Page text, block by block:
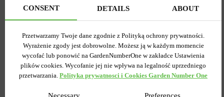
POWIADOM O
Popularne w serwisie
CONSENT DETAILS ABOUT
Przetwarzamy Twoje dane zgodnie z Polityką ochrony prywatności.
Wyrażenie zgody jest dobrowolne. Możesz ją w każdym momencie
wycofać lub ponowić na GardenNumberOne w zakładce Ustawienia
plików cookies. Wycofanie jej nie wpływa na legalność uprzedniego
przetwarzania. Polityka prywatnosci i Cookies Garden Number One
Necessary Preferences